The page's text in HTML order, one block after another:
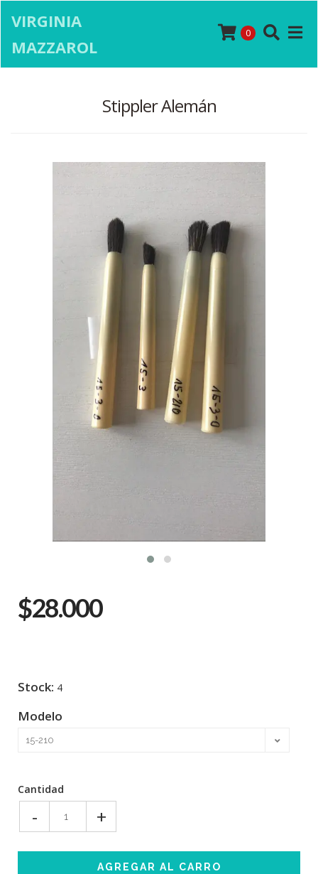
VIRGINIA
MAZZAROL
0
Stippler Alemán
$28.000
Stock: 4
Modelo
Cantidad
- +